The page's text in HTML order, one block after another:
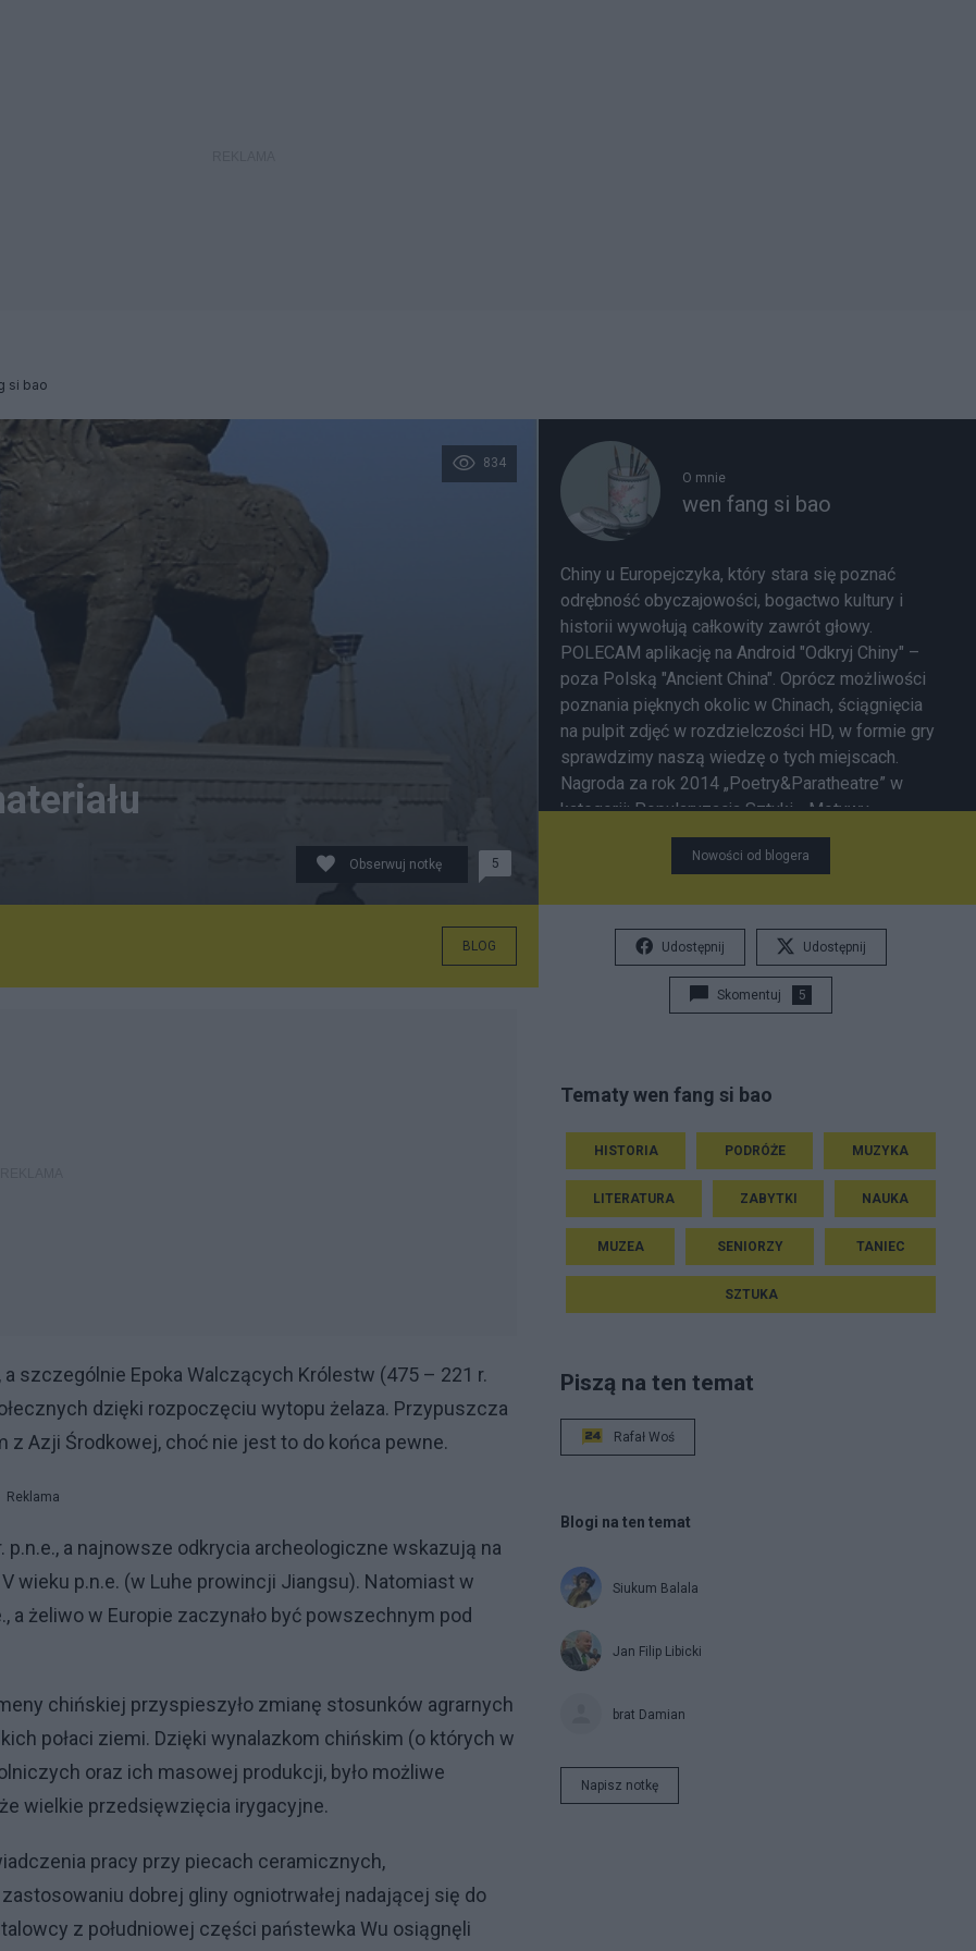
si bao
834
Obserwuj notkę 5
BLOG
szczególnie Epoka Walczących Królestw (475 – 221 r.
dzięki rozpoczęciu wytopu żelaza. Przypuszcza
z Azji Środkowej, choć nie jest to do końca pewne.
Reklama
a najnowsze odkrycia archeologiczne wskazują na
p.n.e. (w Luhe prowincji Jiangsu). Natomiast w
a żeliwo w Europie zaczynało być powszechnym pod
chińskiej przyspieszyło zmianę stosunków agrarnych
połaci ziemi. Dzięki wynalazkom chińskim (o których w
oraz ich masowej produkcji, było możliwe
wielkie przedsięwzięcia irygacyjne.
pracy przy piecach ceramicznych,
dobrej gliny ogniotrwałej nadającej się do
z południowej części państewka Wu osiągnęli
O mnie
wen fang si bao
Chiny u Europejczyka, który stara się poznać
odrębność obyczajowości, bogactwo kultury i
historii wywołują całkowity zawrót głowy.
POLECAM aplikację na Android "Odkryj Chiny" –
poza Polską "Ancient China". Oprócz możliwości
poznania pięknych okolic w Chinach, ściągnięcia
na pulpit zdjęć w rozdzielczości HD, w formie gry
sprawdzimy naszą wiedzę o tych miejscach.
Nagroda za rok 2014 „Poetry&Paratheatre” w
kategorii: Popularyzacja Sztuki - Motywy
przyrodnicze w poezji chińskiej
Nowości od blogera
Udostępnij Udostępnij
Skomentuj 5
Tematy wen fang si bao
HISTORIA PODRÓŻE MUZYKA
LITERATURA ZABYTKI NAUKA
MUZEA SENIORZY TANIEC
SZTUKA
Piszą na ten temat
Rafał Woś
Blogi na ten temat
Siukum Balala
Jan Filip Libicki
brat Damian
Napisz notkę